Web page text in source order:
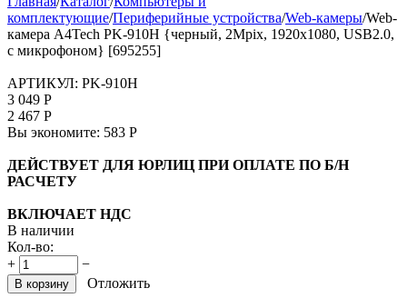
комплектующие/Периферийные устройства/Web-камеры/Web-
камера A4Tech PK-910H {черный, 2Mpix, 1920x1080, USB2.0,
с микрофоном} [695255]
АРТИКУЛ: PK-910H
3 049 Р
2 467 Р
Вы экономите: 583 Р
ДЕЙСТВУЕТ ДЛЯ ЮРЛИЦ ПРИ ОПЛАТЕ ПО Б/Н
РАСЧЕТУ
ВКЛЮЧАЕТ НДС
В наличии
Кол-во:
+
−
В корзину Отложить